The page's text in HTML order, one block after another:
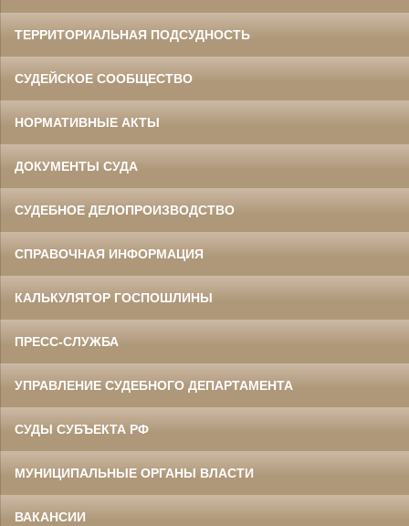
ТЕРРИТОРИАЛЬНАЯ ПОДСУДНОСТЬ
СУДЕЙСКОЕ СООБЩЕСТВО
НОРМАТИВНЫЕ АКТЫ
ДОКУМЕНТЫ СУДА
СУДЕБНОЕ ДЕЛОПРОИЗВОДСТВО
СПРАВОЧНАЯ ИНФОРМАЦИЯ
КАЛЬКУЛЯТОР ГОСПОШЛИНЫ
ПРЕСС-СЛУЖБА
УПРАВЛЕНИЕ СУДЕБНОГО ДЕПАРТАМЕНТА
СУДЫ СУБЪЕКТА РФ
МУНИЦИПАЛЬНЫЕ ОРГАНЫ ВЛАСТИ
ВАКАНСИИ